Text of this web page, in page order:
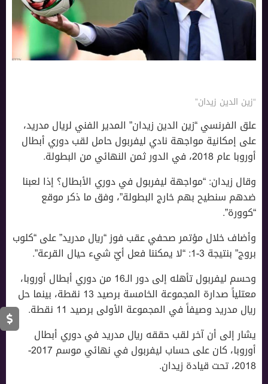
“زين الدين زيدان”
علق الفرنسي “زين الدين زيدان” المدير الفني لريال مدريد،
على إمكانية مواجهة نادي ليفربول حامل لقب دوري أبطال
أوروبا عام 2018، في الدور ثمن النهائي من البطولة.
وقال زيدان: “مواجهة ليفربول في دوري الأبطال؟ إذا لعبنا
ضدهم سنطيح بهم خارج البطولة”، وفق ما ذكر موقع
“كوورة”.
وأضاف خلال مؤتمر صحفي عقب فوز “ريال مدريد” على “كلوب
بروج” بنتيجة 3-1: “لا يمكننا فعل أيّ شيء حيال القرعة”.
وحسم ليفربول تأهله إلى دور الـ16 من دوري أبطال أوروبا،
معتلياً صدارة المجموعة الخامسة برصيد 13 نقطة، بينما حل
ريال مدريد وصيفاً في المجموعة الأولى برصيد 11 نقطة.
يشار إلى أن آخر لقب حققه ريال مدريد في دوري أبطال
أوروبا، كان على حساب ليفربول في نهائي موسم 2017-
2018، تحت قيادة زيدان.